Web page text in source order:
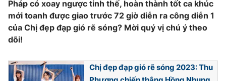
Giấy phép hoạt động báo in và báo điện tử số 483/GP-BTTTT
cấp ngày 29/12/2023
Tổng Biên tập:
Vũ Thanh Thủy
Tổng đài VTV:024.38 355 931 - 024.38 355 932
Pháp có xoay ngược tinh thế, hoàn thành tốt ca khúc
mới toanh được giao trước 72 giờ diễn ra công diễn 1
của Chị đẹp đạp gió rẽ sóng? Mời quý vị chú ý theo
dõi!
Chị đẹp đạp gió rẽ sóng 2023: Thu